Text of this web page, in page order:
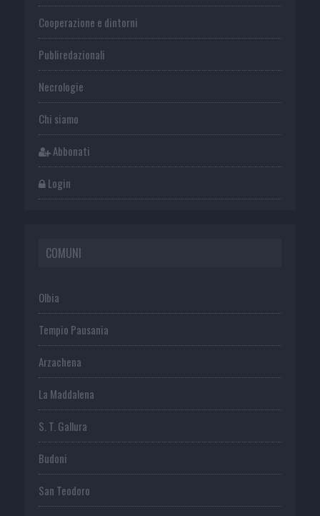
Cooperazione e dintorni
Publiredazionali
Necrologie
Chi siamo
Abbonati
Login
COMUNI
Olbia
Tempio Pausania
Arzachena
La Maddalena
S. T. Gallura
Budoni
San Teodoro